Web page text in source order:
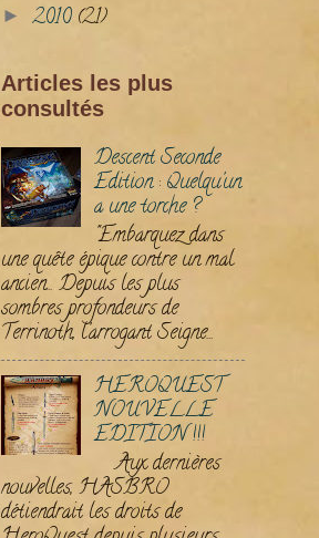
► 2010 (21)
Articles les plus
consultés
Descent Seconde
Edition : Quelqu'un
a une torche ?
"Embarquez dans
une quête épique contre un mal
ancien... Depuis les plus
sombres profondeurs de
Terrinoth, l'arrogant Seigne...
HEROQUEST
NOUVELLE
EDITION !!!
Aux dernières
nouvelles, HASBRO
détiendrait les droits de